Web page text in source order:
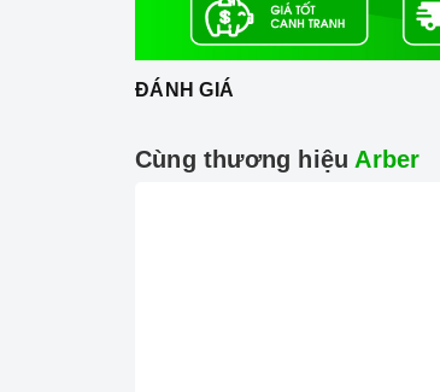
ĐÁNH GIÁ
Cùng thương hiệu Arber